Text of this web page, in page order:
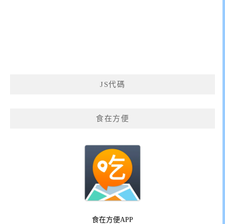
JS代碼
食在方便
食在方便APP